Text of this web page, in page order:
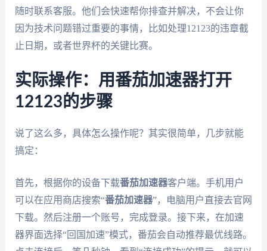
随时联系客服。他们会快速帮你排查并解决，不会让你
因为技术问题错过重要的事情，比如处理12123的违章截
止日期，或者世界杯的关键比赛。
实际操作：用番茄加速器打开
12123的步骤
说了这么多，具体怎么操作呢？其实很简单，几步就能
搞定：
首先，根据你的设备下载番茄加速器客户端。手机用户
可以在应用商店搜索“番茄加速器”，电脑用户直接去官网
下载。然后注册一个账号，完成登录。接下来，在加速
器界面选择“回国加速”模式，番茄会自动推荐最优线路。